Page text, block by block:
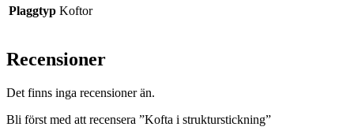
Plaggtyp Koftor
Recensioner
Det finns inga recensioner än.
Bli först med att recensera ”Kofta i strukturstickning”